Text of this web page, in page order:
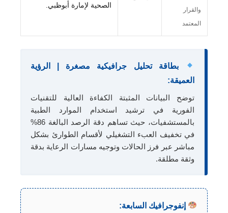
والقرار
المعتمد
الصحية لإمارة أبوظبي.
بطاقة تحليل جرافيكية مصغرة | الرؤية
العميقة:
توضح البيانات المثبتة الكفاءة العالية للتقنيات
الفورية في ترشيد استخدام الموارد الطبية
بالمستشفيات، حيث تساهم دقة الرصد البالغة 86%
في تخفيف العبء التشغيلي لأقسام الطوارئ بشكل
مباشر عبر فرز الحالات وتوجيه مسارات الرعاية بدقة
وثقة مطلقة.
إنفوجرافيك السابعة: